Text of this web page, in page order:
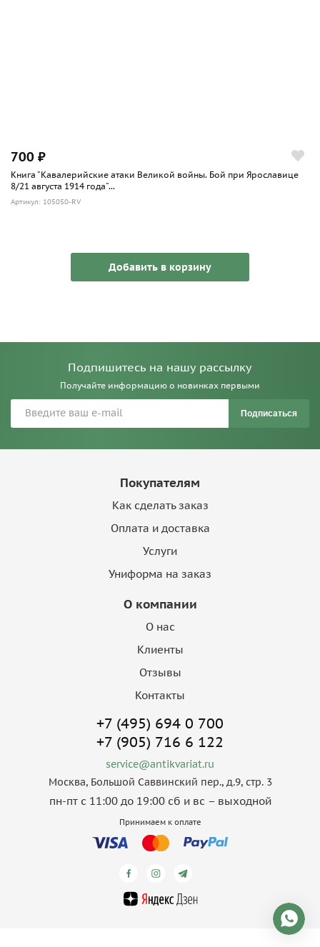
700 ₽
Книга "Кавалерийские атаки Великой войны. Бой при Ярославице
8/21 августа 1914 года"...
Артикул: 105050-RV
Добавить в корзину
Подпишитесь на нашу рассылку
Получайте информацию о новинках первыми
Подписаться
Покупателям
Как сделать заказ
Оплата и доставка
Услуги
Униформа на заказ
О компании
О нас
Клиенты
Отзывы
Контакты
+7 (495) 694 0 700
+7 (905) 716 6 122
service@antikvariat.ru
Москва, Большой Саввинский пер., д.9, стр. 3
пн-пт с 11:00 до 19:00 сб и вс – выходной
Принимаем к оплате